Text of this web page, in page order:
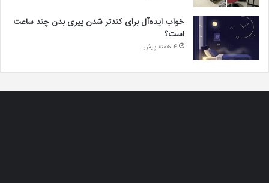
خواب ایده‌آل برای کندتر شدن پیری بدن چند ساعت
است؟
4 هفته پیش